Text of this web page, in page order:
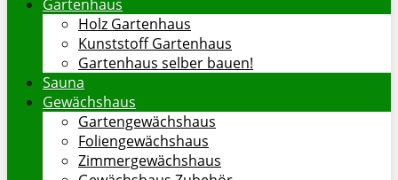
Gartenhaus
Holz Gartenhaus
Kunststoff Gartenhaus
Gartenhaus selber bauen!
Sauna
Gewächshaus
Gartengewächshaus
Foliengewächshaus
Zimmergewächshaus